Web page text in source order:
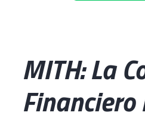
MITH: La
Financiero